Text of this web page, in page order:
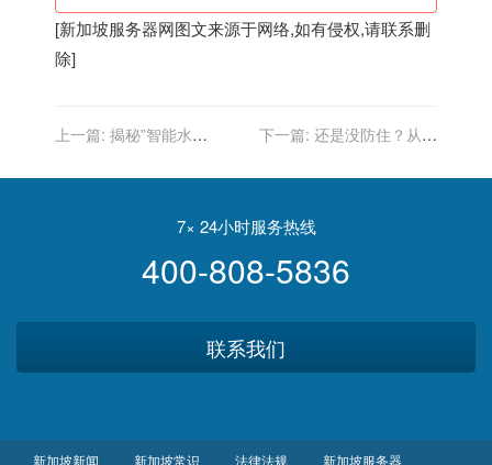
[新加坡服务器网图文来源于网络,如有侵权,请联系删
除]
上一篇: 揭秘”智能水
行业标杆新加坡
下一篇: 还是没防住？从新
染奥密克戎，引燃舆论
7× 24小时服务热线
400-808-5836
联系我们
新加坡新闻 新加坡常识 法律法规 新加坡服务器